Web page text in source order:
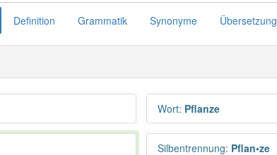
Definition Grammatik Synonyme Übersetzung
Wort: Pflanze
Silbentrennung: Pflan•ze